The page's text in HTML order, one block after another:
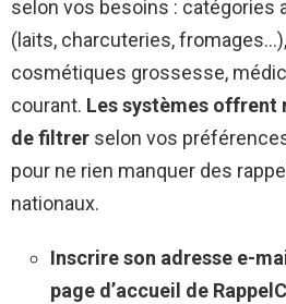
selon vos besoins : catégories
(laits, charcuteries,
cosmétiques grossesse,
courant. Les systèmes offrent
de filtrer selon vos
pour ne rien manquer des
nationaux.
Inscrire son adresse e-
page d’accueil de